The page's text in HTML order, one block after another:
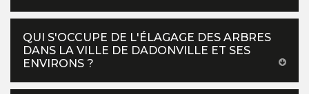
QUI S'OCCUPE DE L'ÉLAGAGE DES ARBRES
DANS LA VILLE DE DADONVILLE ET SES
ENVIRONS ?